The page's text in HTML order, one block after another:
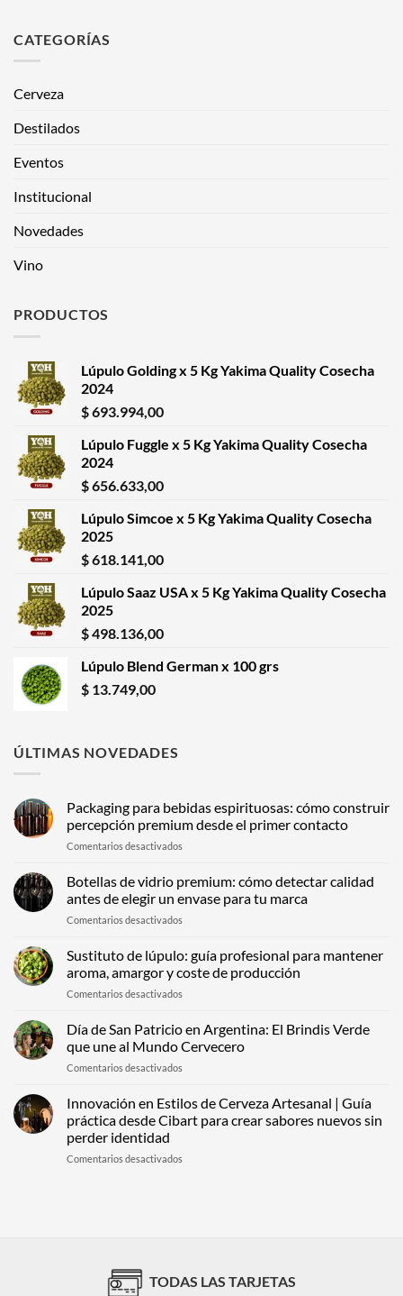
CATEGORÍAS
Cerveza
Destilados
Eventos
Institucional
Novedades
Vino
PRODUCTOS
Lúpulo Golding x 5 Kg Yakima Quality Cosecha
2024
$693.994,00
Lúpulo Fuggle x 5 Kg Yakima Quality Cosecha
2024
$656.633,00
Lúpulo Simcoe x 5 Kg Yakima Quality Cosecha
2025
$618.141,00
Lúpulo Saaz USA x 5 Kg Yakima Quality Cosecha
2025
$498.136,00
Lúpulo Blend German x 100 grs
$ 13.749,00
ÚLTIMAS NOVEDADES
Packaging para bebidas espirituosas: cómo construir
percepción premium desde el primer contacto
Comentarios desactivados
espirituosas:
cómo
percepción
premium
el
contacto
Botellas de vidrio premium: cómo detectar calidad
antes de elegir un envase para tu marca
Comentarios desactivados
vidrio
premium:
cómo
calidad
antes
elegir
envase
para
Sustituto de lúpulo: guía profesional para mantener
aroma, amargor y coste de producción
Comentarios desactivados
guía
profesional
mantener
aroma,
amargor
coste
Día de San Patricio en Argentina: El Brindis Verde
que une al Mundo Cervecero
Comentarios desactivados
de
Patricio
Argentina:
Cervecero
Innovación en Estilos de Cerveza Artesanal | Guía
práctica desde Cibart para crear sabores nuevos sin
perder identidad
Comentarios desactivados
Guía
TODAS LAS TARJETAS